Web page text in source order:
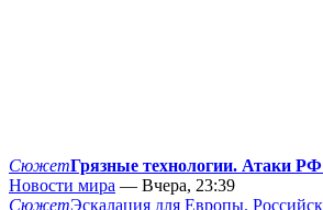
СюжетГрязные технологии. Атаки
Новости мира — Вчера, 23:39
СюжетЭскалация для Европы.